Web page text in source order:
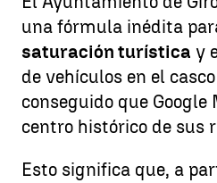
una fórmula inédita
saturación turística y
de vehículos en el
conseguido que Google
centro histórico de sus
Esto significa que, a